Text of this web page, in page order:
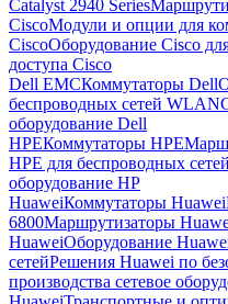
Catalyst 2940 Series
CiscoМодули и опции для
CiscoОборудование Cisco
доступа Cisco
Dell EMCКоммутаторы Dell
беспроводных сетей WLAN
оборудование Dell
HPEКоммутаторы HPE
HPE для беспроводных сетей
оборудование HP
HuaweiКоммутаторы Huawei
6800Маршрутизаторы
HuaweiОборудование
сетейРешения Huawei по
производства сетевое